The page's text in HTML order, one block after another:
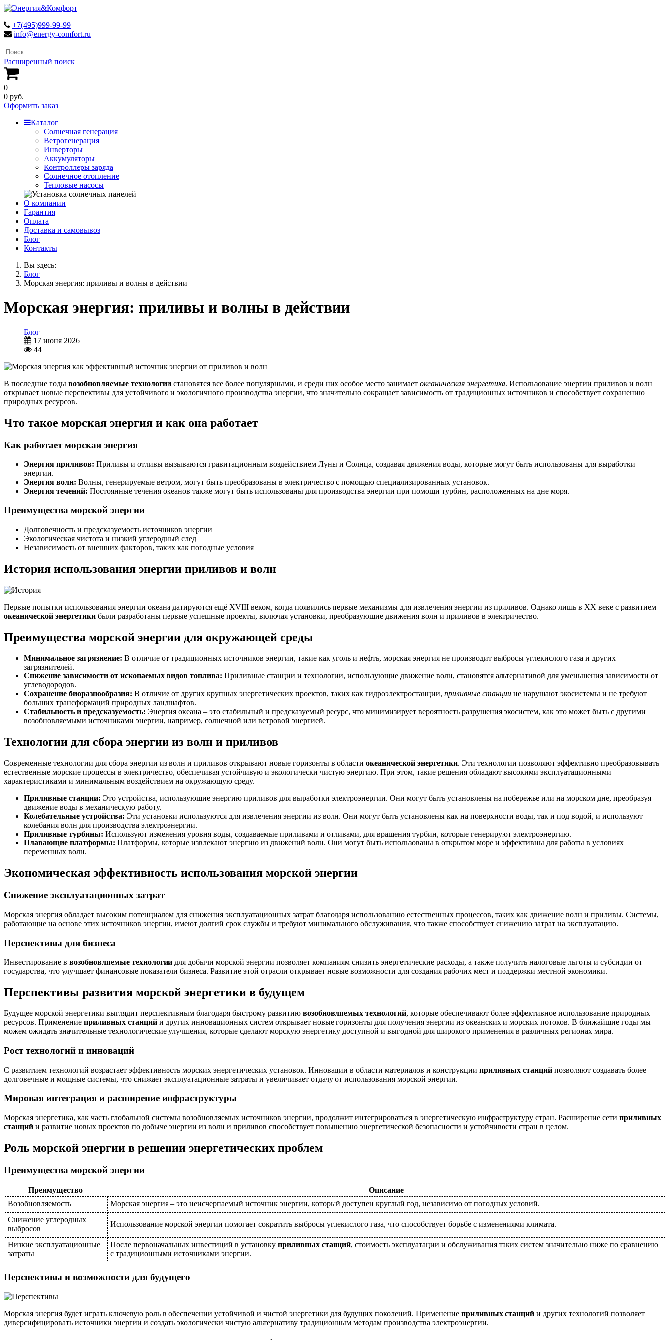
+7(495)999-99-99
info@energy-comfort.ru
Расширенный поиск
0
0 руб.
Оформить заказ
Каталог
Солнечная генерация
Ветрогенерация
Инверторы
Аккумуляторы
Контроллеры заряда
Солнечное отопление
Тепловые насосы
О компании
Гарантия
Оплата
Доставка и самовывоз
Блог
Контакты
Вы здесь:
Блог
Морская энергия: приливы и волны в действии
Морская энергия: приливы и волны в действии
Блог
17 июня 2026
44
В последние годы возобновляемые технологии становятся все более популярными, и среди них особое место занимает океаническая энергетика. Использование энергии приливов и волн
открывает новые перспективы для устойчивого и экологичного производства энергии, что значительно сокращает зависимость от традиционных источников и способствует сохранению
природных ресурсов.
Что такое морская энергия и как она работает
Как работает морская энергия
Энергия приливов: Приливы и отливы вызываются гравитационным воздействием Луны и Солнца, создавая движения воды, которые могут быть использованы для выработки
энергии.
Энергия волн: Волны, генерируемые ветром, могут быть преобразованы в электричество с помощью специализированных установок.
Энергия течений: Постоянные течения океанов также могут быть использованы для производства энергии при помощи турбин, расположенных на дне моря.
Преимущества морской энергии
Долговечность и предсказуемость источников энергии
Экологическая чистота и низкий углеродный след
Независимость от внешних факторов, таких как погодные условия
История использования энергии приливов и волн
Первые попытки использования энергии океана датируются ещё XVIII веком, когда появились первые механизмы для извлечения энергии из приливов. Однако лишь в XX веке с развитием
океанической энергетики были разработаны первые успешные проекты, включая установки, преобразующие движения волн и приливов в электричество.
Преимущества морской энергии для окружающей среды
Минимальное загрязнение: В отличие от традиционных источников энергии, такие как уголь и нефть, морская энергия не производит выбросы углекислого газа и других
загрязнителей.
Снижение зависимости от ископаемых видов топлива: Приливные станции и технологии, использующие движение волн, становятся альтернативой для уменьшения зависимости от
углеводородов.
Сохранение биоразнообразия: В отличие от других крупных энергетических проектов, таких как гидроэлектростанции, приливные станции не нарушают экосистемы и не требуют
больших трансформаций природных ландшафтов.
Стабильность и предсказуемость: Энергия океана – это стабильный и предсказуемый ресурс, что минимизирует вероятность разрушения экосистем, как это может быть с другими
возобновляемыми источниками энергии, например, солнечной или ветровой энергией.
Технологии для сбора энергии из волн и приливов
Современные технологии для сбора энергии из волн и приливов открывают новые горизонты в области океанической энергетики. Эти технологии позволяют эффективно преобразовывать
естественные морские процессы в электричество, обеспечивая устойчивую и экологически чистую энергию. При этом, такие решения обладают высокими эксплуатационными
характеристиками и минимальным воздействием на окружающую среду.
Приливные станции: Это устройства, использующие энергию приливов для выработки электроэнергии. Они могут быть установлены на побережье или на морском дне, преобразуя
движение воды в механическую работу.
Колебательные устройства: Эти установки используются для извлечения энергии из волн. Они могут быть установлены как на поверхности воды, так и под водой, и используют
колебания волн для производства электроэнергии.
Приливные турбины: Используют изменения уровня воды, создаваемые приливами и отливами, для вращения турбин, которые генерируют электроэнергию.
Плавающие платформы: Платформы, которые извлекают энергию из движений волн. Они могут быть использованы в открытом море и эффективны для работы в условиях
переменных волн.
Экономическая эффективность использования морской энергии
Снижение эксплуатационных затрат
Морская энергия обладает высоким потенциалом для снижения эксплуатационных затрат благодаря использованию естественных процессов, таких как движение волн и приливы. Системы,
работающие на основе этих источников энергии, имеют долгий срок службы и требуют минимального обслуживания, что также способствует снижению затрат на эксплуатацию.
Перспективы для бизнеса
Инвестирование в возобновляемые технологии для добычи морской энергии позволяет компаниям снизить энергетические расходы, а также получить налоговые льготы и субсидии от
государства, что улучшает финансовые показатели бизнеса. Развитие этой отрасли открывает новые возможности для создания рабочих мест и поддержки местной экономики.
Перспективы развития морской энергетики в будущем
Будущее морской энергетики выглядит перспективным благодаря быстрому развитию возобновляемых технологий, которые обеспечивают более эффективное использование природных
ресурсов. Применение приливных станций и других инновационных систем открывает новые горизонты для получения энергии из океанских и морских потоков. В ближайшие годы мы
можем ожидать значительные технологические улучшения, которые сделают морскую энергетику доступной и выгодной для широкого применения в различных регионах мира.
Рост технологий и инноваций
С развитием технологий возрастает эффективность морских энергетических установок. Инновации в области материалов и конструкции приливных станций позволяют создавать более
долговечные и мощные системы, что снижает эксплуатационные затраты и увеличивает отдачу от использования морской энергии.
Мировая интеграция и расширение инфраструктуры
Морская энергетика, как часть глобальной системы возобновляемых источников энергии, продолжит интегрироваться в энергетическую инфраструктуру стран. Расширение сети приливных
станций и развитие новых проектов по добыче энергии из волн и приливов способствует повышению энергетической безопасности и устойчивости стран в целом.
Роль морской энергии в решении энергетических проблем
Преимущества морской энергии
Преимущество
Описание
Возобновляемость
Морская энергия – это неисчерпаемый источник энергии, который доступен круглый год, независимо от погодных условий.
Снижение углеродных
выбросов
Использование морской энергии помогает сократить выбросы углекислого газа, что способствует борьбе с изменениями климата.
Низкие эксплуатационные
затраты
После первоначальных инвестиций в установку приливных станций, стоимость эксплуатации и обслуживания таких систем значительно ниже по сравнению
с традиционными источниками энергии.
Перспективы и возможности для будущего
Морская энергия будет играть ключевую роль в обеспечении устойчивой и чистой энергетики для будущих поколений. Применение приливных станций и других технологий позволяет
диверсифицировать источники энергии и создать экологически чистую альтернативу традиционным методам производства электроэнергии.